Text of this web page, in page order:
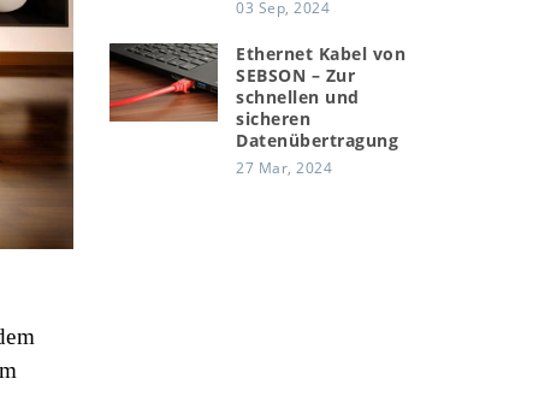
03 Sep, 2024
Ethernet Kabel von
SEBSON – Zur
schnellen und
sicheren
Datenübertragung
27 Mar, 2024